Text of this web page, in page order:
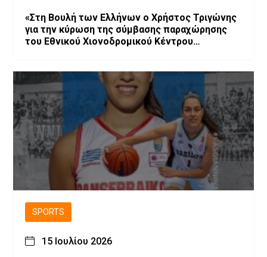
«Στη Βουλή των Ελλήνων ο Χρήστος Τριγώνης
για την κύρωση της σύμβασης παραχώρησης
του Εθνικού Χιονοδρομικού Κέντρου
SPORTS
15 Ιουλίου 2026